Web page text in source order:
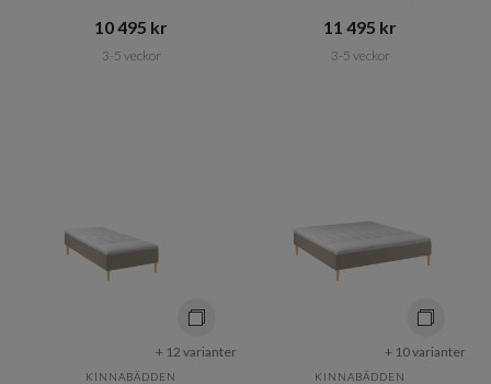
10 495 kr​​
3-5 veckor
11 495 kr​​
3-5 veckor
+ 12 varianter
KINNABÄDDEN
+ 10 varianter
KINNABÄDDEN